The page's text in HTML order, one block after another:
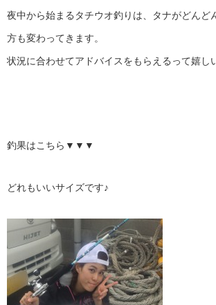
夜中から始まるタチウオ釣りは、タナがどんど
方も変わってきます。
状況に合わせてアドバイスをもらえるって嬉し
釣果はこちら▼▼▼
どれもいいサイズです♪